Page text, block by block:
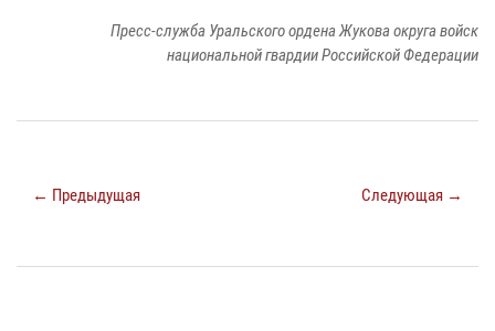
Пресс-служба Уральского ордена Жукова округа войск
национальной гвардии Российской Федерации
← Предыдущая Следующая →